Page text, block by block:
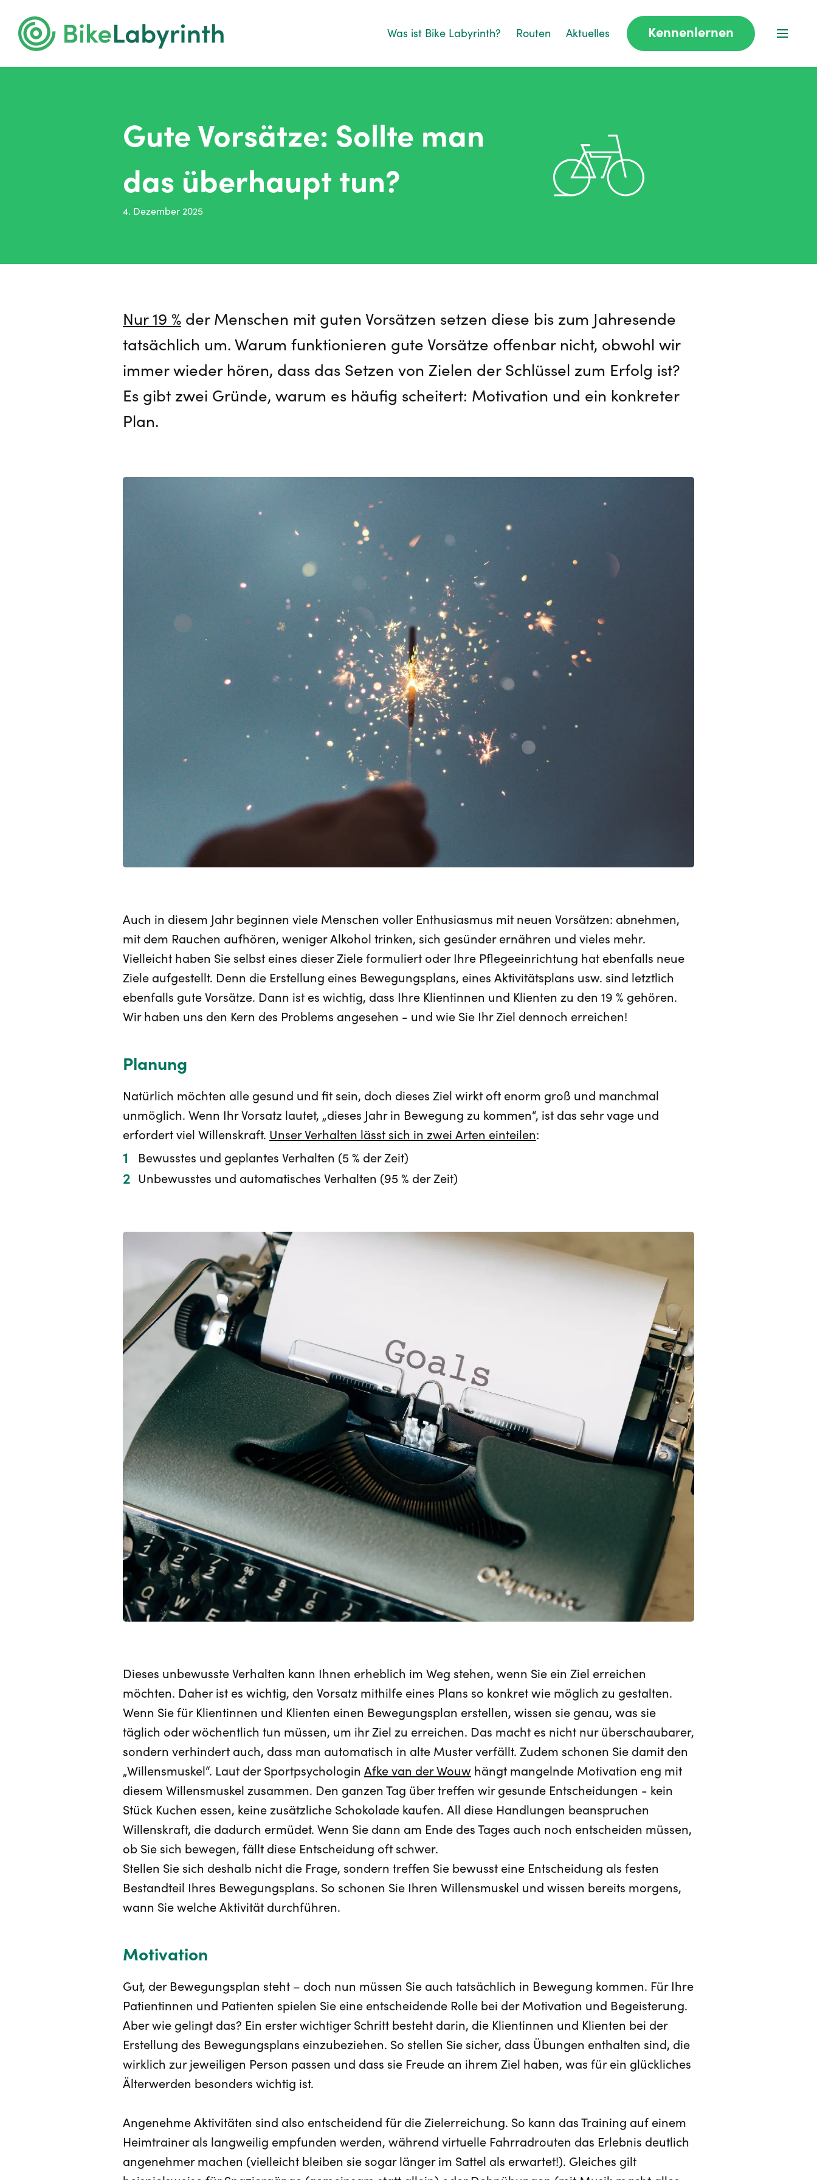
Was ist Bike Labyrinth? Routen Aktuelles Kennenlernen
Gute Vorsätze: Sollte man
das überhaupt tun?
4. Dezember 2025
Nur 19 % der Menschen mit guten Vorsätzen setzen diese bis zum Jahresende
tatsächlich um. Warum funktionieren gute Vorsätze offenbar nicht, obwohl wir
immer wieder hören, dass das Setzen von Zielen der Schlüssel zum Erfolg ist?
Es gibt zwei Gründe, warum es häufig scheitert: Motivation und ein konkreter
Plan.
Auch in diesem Jahr beginnen viele Menschen voller Enthusiasmus mit neuen Vorsätzen: abnehmen,
mit dem Rauchen aufhören, weniger Alkohol trinken, sich gesünder ernähren und vieles mehr.
Vielleicht haben Sie selbst eines dieser Ziele formuliert oder Ihre Pflegeeinrichtung hat ebenfalls neue
Ziele aufgestellt. Denn die Erstellung eines Bewegungsplans, eines Aktivitätsplans usw. sind letztlich
ebenfalls gute Vorsätze. Dann ist es wichtig, dass Ihre Klientinnen und Klienten zu den 19 % gehören.
Wir haben uns den Kern des Problems angesehen - und wie Sie Ihr Ziel dennoch erreichen!
Planung
Natürlich möchten alle gesund und fit sein, doch dieses Ziel wirkt oft enorm groß und manchmal
unmöglich. Wenn Ihr Vorsatz lautet, „dieses Jahr in Bewegung zu kommen“, ist das sehr vage und
erfordert viel Willenskraft. Unser Verhalten lässt sich in zwei Arten einteilen:
Bewusstes und geplantes Verhalten (5 % der Zeit)
Unbewusstes und automatisches Verhalten (95 % der Zeit)
Dieses unbewusste Verhalten kann Ihnen erheblich im Weg stehen, wenn Sie ein Ziel erreichen
möchten. Daher ist es wichtig, den Vorsatz mithilfe eines Plans so konkret wie möglich zu gestalten.
Wenn Sie für Klientinnen und Klienten einen Bewegungsplan erstellen, wissen sie genau, was sie
täglich oder wöchentlich tun müssen, um ihr Ziel zu erreichen. Das macht es nicht nur überschaubarer,
sondern verhindert auch, dass man automatisch in alte Muster verfällt. Zudem schonen Sie damit den
„Willensmuskel“. Laut der Sportpsychologin Afke van der Wouw hängt mangelnde Motivation eng mit
diesem Willensmuskel zusammen. Den ganzen Tag über treffen wir gesunde Entscheidungen - kein
Stück Kuchen essen, keine zusätzliche Schokolade kaufen. All diese Handlungen beanspruchen
Willenskraft, die dadurch ermüdet. Wenn Sie dann am Ende des Tages auch noch entscheiden müssen,
ob Sie sich bewegen, fällt diese Entscheidung oft schwer.
Stellen Sie sich deshalb nicht die Frage, sondern treffen Sie bewusst eine Entscheidung als festen
Bestandteil Ihres Bewegungsplans. So schonen Sie Ihren Willensmuskel und wissen bereits morgens,
wann Sie welche Aktivität durchführen.
Motivation
Gut, der Bewegungsplan steht – doch nun müssen Sie auch tatsächlich in Bewegung kommen. Für Ihre
Patientinnen und Patienten spielen Sie eine entscheidende Rolle bei der Motivation und Begeisterung.
Aber wie gelingt das? Ein erster wichtiger Schritt besteht darin, die Klientinnen und Klienten bei der
Erstellung des Bewegungsplans einzubeziehen. So stellen Sie sicher, dass Übungen enthalten sind, die
wirklich zur jeweiligen Person passen und dass sie Freude an ihrem Ziel haben, was für ein glückliches
Älterwerden besonders wichtig ist.
Angenehme Aktivitäten sind also entscheidend für die Zielerreichung. So kann das Training auf einem
Heimtrainer als langweilig empfunden werden, während virtuelle Fahrradrouten das Erlebnis deutlich
angenehmer machen (vielleicht bleiben sie sogar länger im Sattel als erwartet!). Gleiches gilt